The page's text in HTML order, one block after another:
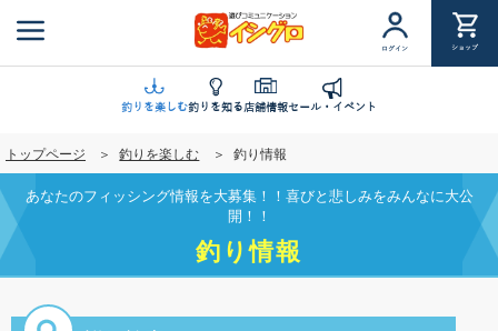
ン
に
移
動
ログイン ショップ
釣りを楽しむ釣りを知る店舗情報セール・イベント
トップページ 釣りを楽しむ 釣り情報
あなたのフィッシング情報を大募集！！喜びと悲しみをみんなに大公
開！！
釣り情報